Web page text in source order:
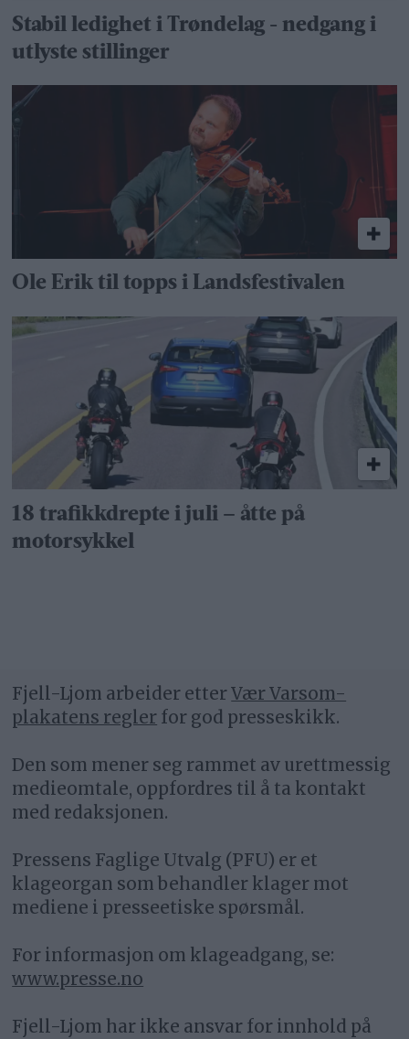
Stabil ledighet i Trøndelag - nedgang i
utlyste stillinger
Ole Erik til topps i Landsfestivalen
18 trafikkdrepte i juli – åtte på
motorsykkel
Fjell-Ljom arbeider etterVær Varsom-
plakatens regler for god presseskikk.
Den som mener seg rammet av urettmessig
medieomtale, oppfordres til å ta kontakt
med redaksjonen.
Pressens Faglige Utvalg (PFU) er et
klageorgan som behandler klager mot
mediene i presseetiske spørsmål.
For informasjon om klageadgang, se:
www.presse.no
Fjell-Ljom har ikke ansvar for innhold på